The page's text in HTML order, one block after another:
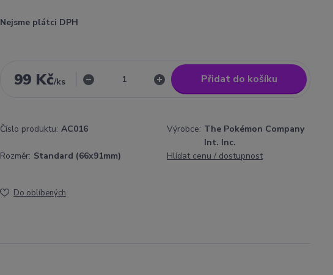
Nejsme plátci DPH
99 Kč/ks Přidat do košíku
Číslo produktu: AC016 Výrobce: The Pokémon Company
Int. Inc.
Rozměr: Standard (66x91mm) Hlídat cenu / dostupnost
Do oblíbených